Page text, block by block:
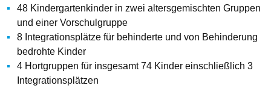
48 Kindergartenkinder in zwei altersgemischten Gruppen
und einer Vorschulgruppe
8 Integrationsplätze für behinderte und von Behinderung
bedrohte Kinder
4 Hortgruppen für insgesamt 74 Kinder einschließlich 3
Integrationsplätzen